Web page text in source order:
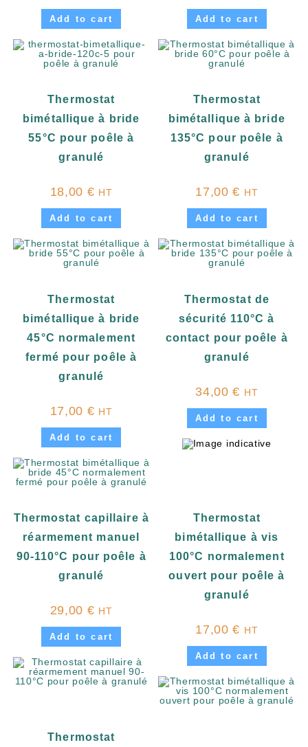
Add to cart Add to cart
Thermostat
bimétallique à bride
55°C pour poêle à
granulé
18,00 € HT
Add to cart
Thermostat
bimétallique à bride
135°C pour poêle à
granulé
17,00€ HT
Add to cart
Thermostat
bimétallique à bride
45°C normalement
fermé pour poêle à
granulé
17,00 € HT
Add to cart
Thermostat de
sécurité 110°C à
contact pour poêle à
granulé
34,00€ HT
Add to cart
Thermostat capillaire à
réarmement manuel
90-110°C pour poêle à
granulé
29,00 € HT
Add to cart
Thermostat
bimétallique à vis
100°C normalement
ouvert pour poêle à
granulé
17,00€ HT
Add to cart
Thermostat